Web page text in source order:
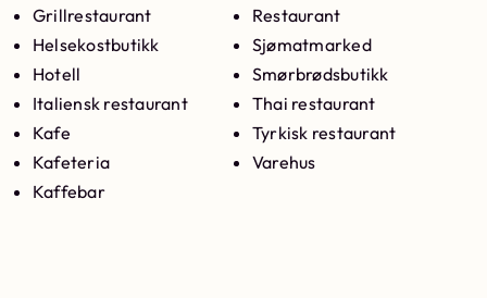
Grillrestaurant
Helsekostbutikk
Hotell
Italiensk restaurant
Kafe
Kafeteria
Kaffebar
Restaurant
Sjømatmarked
Smørbrødsbutikk
Thai restaurant
Tyrkisk restaurant
Varehus